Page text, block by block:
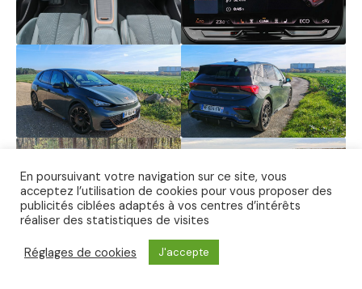
En poursuivant votre navigation sur ce site, vous
acceptez l’utilisation de cookies pour vous proposer des
publicités ciblées adaptés à vos centres d’intérêts
réaliser des statistiques de visites
Réglages de cookies
J'accepte